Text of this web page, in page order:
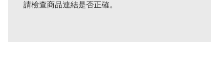
請檢查商品連結是否正確。